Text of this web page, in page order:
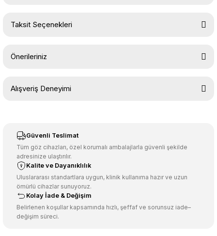
Taksit Seçenekleri
Önerileriniz
konularda yetersiz gördüğünüz noktaları öneri formunu kullanarak
Ürün resmi kalitesiz, bozuk veya görüntülenemiyor.
Ürün açıklamasında eksik bilgiler bulunuyor.
Ürün bilgilerinde hatalar bulunuyor.
Ürün fiyatı diğer sitelerden daha pahalı.
Bu ürüne benzer farklı alternatifler olmalı.
Alışveriş Deneyimi
Güvenli Teslimat
Tüm göz cihazları, özel korumalı ambalajlarla güvenli şekilde
adresinize ulaştırılır.
Kalite ve Dayanıklılık
Uluslararası standartlara uygun, klinik kullanıma hazır ve uzun
ömürlü cihazlar sunuyoruz.
Kolay İade & Değişim
Belirlenen koşullar kapsamında hızlı, şeffaf ve sorunsuz iade–
değişim süreci.